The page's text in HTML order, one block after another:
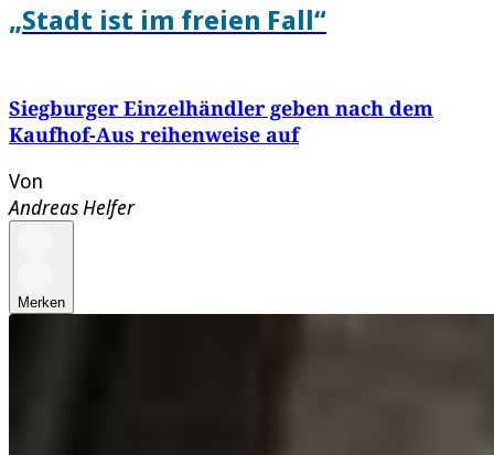
„Stadt ist im freien Fall“
Siegburger Einzelhändler geben nach dem
Kaufhof-Aus reihenweise auf
Von
Andreas Helfer
Merken